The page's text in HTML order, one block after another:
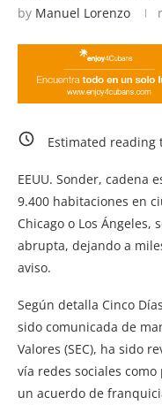
by Manuel Lorenzo
Estimated reading
EEUU. Sonder, cadena
9.400 habitaciones en
Chicago o Los
abrupta, dejando a
aviso.
Según detalla Cinco
sido comunicada de
Valores (SEC), ha sido
vía redes sociales
un acuerdo de